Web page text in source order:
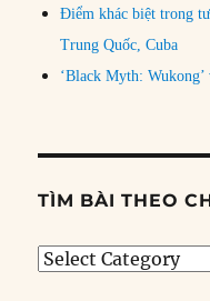
Điểm khác biệt trong
Trung Quốc, Cuba
‘Black Myth:
TÌM BÀI THEO
Tìm